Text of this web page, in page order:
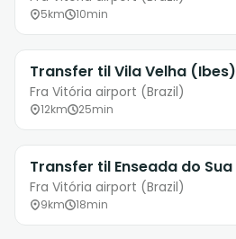
5km 10min
Transfer til Vila Velha (Ibes)
Fra Vitória airport (Brazil)
12km 25min
Transfer til Enseada do Sua
Fra Vitória airport (Brazil)
9km 18min